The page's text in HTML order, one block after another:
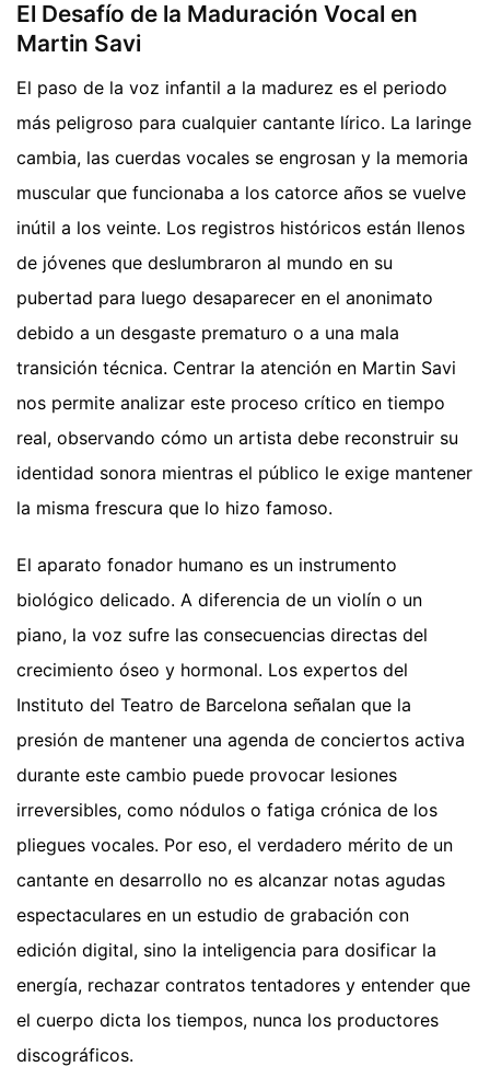
El Desafío de la Maduración Vocal en
Martin Savi
El paso de la voz infantil a la madurez es el periodo
más peligroso para cualquier cantante lírico. La laringe
cambia, las cuerdas vocales se engrosan y la memoria
muscular que funcionaba a los catorce años se vuelve
inútil a los veinte. Los registros históricos están llenos
de jóvenes que deslumbraron al mundo en su
pubertad para luego desaparecer en el anonimato
debido a un desgaste prematuro o a una mala
transición técnica. Centrar la atención en Martin Savi
nos permite analizar este proceso crítico en tiempo
real, observando cómo un artista debe reconstruir su
identidad sonora mientras el público le exige mantener
la misma frescura que lo hizo famoso.
El aparato fonador humano es un instrumento
biológico delicado. A diferencia de un violín o un
piano, la voz sufre las consecuencias directas del
crecimiento óseo y hormonal. Los expertos del
Instituto del Teatro de Barcelona señalan que la
presión de mantener una agenda de conciertos activa
durante este cambio puede provocar lesiones
irreversibles, como nódulos o fatiga crónica de los
pliegues vocales. Por eso, el verdadero mérito de un
cantante en desarrollo no es alcanzar notas agudas
espectaculares en un estudio de grabación con
edición digital, sino la inteligencia para dosificar la
energía, rechazar contratos tentadores y entender que
el cuerpo dicta los tiempos, nunca los productores
discográficos.